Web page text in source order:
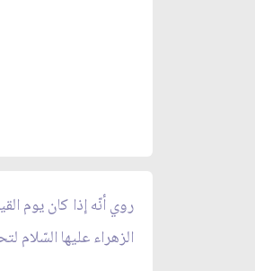
روي أنّه إذا كان يوم
الزهراء عليها السّلام